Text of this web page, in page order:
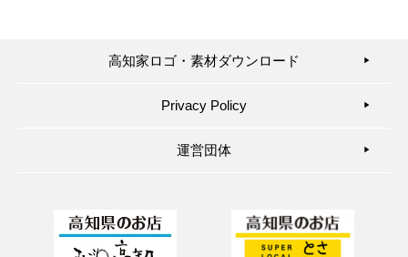
高知家ロゴ・素材ダウンロード ▶︎
Privacy Policy ▶︎
運営団体 ▶︎